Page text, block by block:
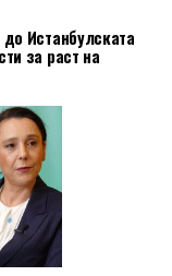
Истанбулската
за раст на